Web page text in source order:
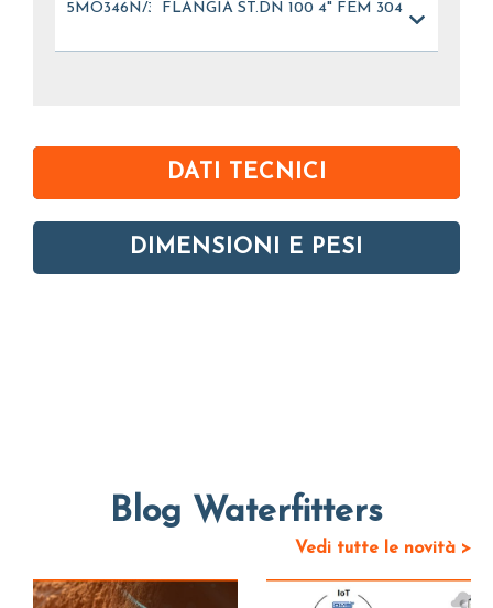
5MO346N/304FLANGIA ST.DN 100 4" FEM 304
DATI TECNICI
DIMENSIONI E PESI
Blog Waterfitters
Vedi tutte le novità >